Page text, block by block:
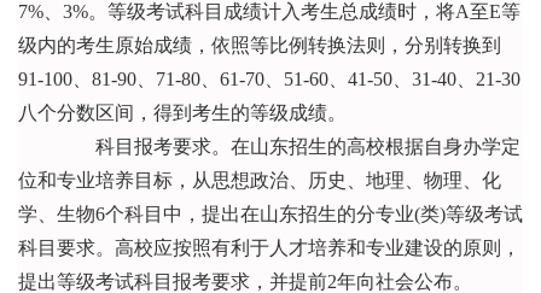
7%、3%。等级考试科目成绩计入考生总成绩时，将A至E等
级内的考生原始成绩，依照等比例转换法则，分别转换到
91-100、81-90、71-80、61-70、51-60、41-50、31-40、21-30
八个分数区间，得到考生的等级成绩。
科目报考要求。在山东招生的高校根据自身办学定
位和专业培养目标，从思想政治、历史、地理、物理、化
学、生物6个科目中，提出在山东招生的分专业(类)等级考试
科目要求。高校应按照有利于人才培养和专业建设的原则，
提出等级考试科目报考要求，并提前2年向社会公布。